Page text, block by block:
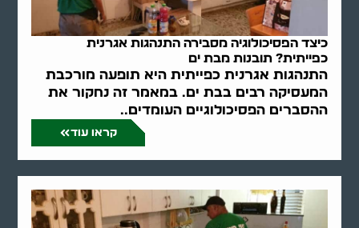
כיצד הפסיכולוגיה מסבירה התנהגות אגרנית
כפייתית? תובנות מבת ים
התנהגות אגרנית כפייתית היא תופעה מורכבת
המעסיקה רבים בבת ים. במאמר זה נחקור את
ההסברים הפסיכולוגיים העומדים..
קראו עוד